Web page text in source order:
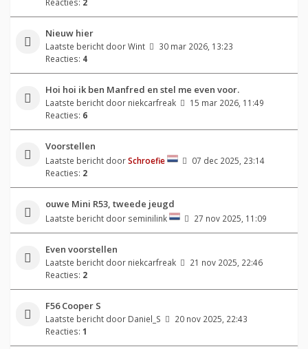
Nieuw hier
Laatste bericht doorWint
30 mar 2026, 13:23
Reacties: 4
Hoi hoi ik ben Manfred en stel me even voor.
Laatste bericht door niekcarfreak
15 mar 2026, 11:49
Reacties: 6
Voorstellen
Laatste bericht doorSchroefie
07 dec 2025, 23:14
Reacties: 2
ouwe Mini R53, tweede jeugd
Laatste bericht door seminilink 27 nov 2025, 11:09
Even voorstellen
Laatste bericht door niekcarfreak
21 nov 2025, 22:46
Reacties: 2
F56 Cooper S
Laatste bericht door Daniel_S
20 nov 2025, 22:43
Reacties: 1